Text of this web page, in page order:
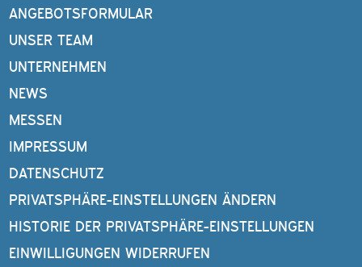
ANGEBOTSFORMULAR
UNSER TEAM
UNTERNEHMEN
NEWS
MESSEN
IMPRESSUM
DATENSCHUTZ
PRIVATSPHÄRE-EINSTELLUNGEN ÄNDERN
HISTORIE DER PRIVATSPHÄRE-EINSTELLUNGEN
EINWILLIGUNGEN WIDERRUFEN